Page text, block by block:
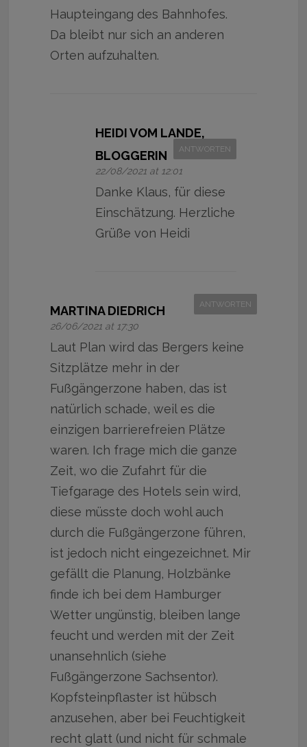
Haupteingang des Bahnhofes.
Da bleibt nur sich an anderen
Orten aufzuhalten.
HEIDI VOM LANDE,
BLOGGERIN
22/08/2021 at 12:01
ANTWORTEN
Danke Klaus, für diese
Einschätzung. Herzliche
Grüße von Heidi
MARTINA DIEDRICH
26/06/2021 at 17:30
ANTWORTEN
Laut Plan wird das Bergers keine
Sitzplätze mehr in der
Fußgängerzone haben, das ist
natürlich schade, weil es die
einzigen barrierefreien Plätze
waren. Ich frage mich die ganze
Zeit, wo die Zufahrt für die
Tiefgarage des Hotels sein wird,
diese müsste doch wohl auch
durch die Fußgängerzone führen,
ist jedoch nicht eingezeichnet. Mir
gefällt die Planung, Holzbänke
finde ich bei dem Hamburger
Wetter ungünstig, bleiben lange
feucht und werden mit der Zeit
unansehnlich (siehe
Fußgängerzone Sachsentor).
Kopfsteinpflaster ist hübsch
anzusehen, aber bei Feuchtigkeit
recht glatt (und nicht für schmale